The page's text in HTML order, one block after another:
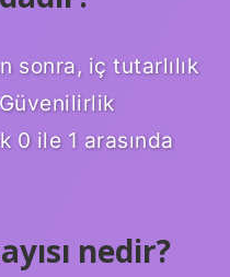
sonra, iç tutarlılık
0 ile 1 arasında
nedir?